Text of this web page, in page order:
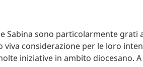
Sabina sono particolarmente grati
considerazione per le loro
iniziative in ambito diocesano.